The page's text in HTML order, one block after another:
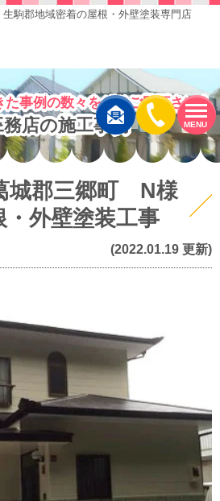
MENU
生駒郡地域密着の屋根・外壁塗装専門店
事例の数々をぜひご覧下さい！
店の施工事例
城郡三郷町 N様
外壁塗装工事
(2022.01.19 更新)